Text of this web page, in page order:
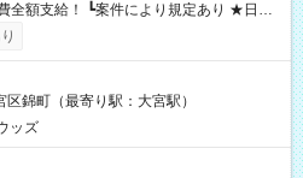
┗働いたその日に現金GET♪ お仕事後はコ
き落とせます！ 【試用期間】試
錦町（最寄り駅：大宮駅）
ッズ